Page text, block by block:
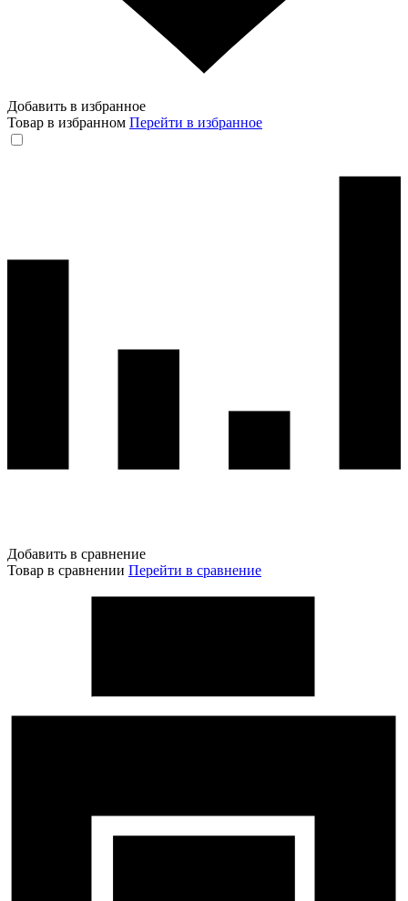
Добавить в избранное
Товар в избранном Перейти в избранное
Добавить в сравнение
Товар в сравнении Перейти в сравнение